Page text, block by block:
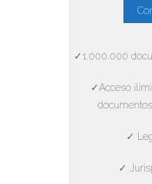
✓1.000.000
✓Acceso
✓
✓